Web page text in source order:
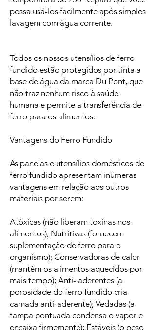
possa usá-los facilmente após simples
lavagem com água corrente.
Todos os nossos utensílios de ferro
fundido estão protegidos por tinta a
base de água da marca Du Pont, que
não traz nenhum risco à saúde
humana e permite a transferência de
ferro para os alimentos.
Vantagens do Ferro Fundido
As panelas e utensílios domésticos de
ferro fundido apresentam inúmeras
vantagens em relação aos outros
materiais por serem:
Atóxicas (não liberam toxinas nos
alimentos); Nutritivas (fornecem
suplementação de ferro para o
organismo); Conservadoras de calor
(mantém os alimentos aquecidos por
mais tempo); Anti- aderentes (a
porosidade do ferro fundido cria
camada anti-aderente); Vedadas (a
tampa pontuada condensa o vapor e
encaixa firmemente); Estáveis (o peso